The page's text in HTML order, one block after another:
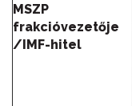
MSZP
frakcióvezetője
/IMF-hitel